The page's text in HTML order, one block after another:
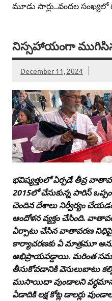
మూడు సార్లు..వందల సంఖ్యలో
నిస్సహాయంగా ముగిసిన
December 11, 2024
భవిష్యత్తులో ఏర్పడే తీవ్ర
2015లో చేసుకున్న పారిస్‌
చెందిన దేశాలు నిర్వీర్యం
ఆందోళన వ్యక్తం చేసింది.
ఏర్పాటు చేసిన వాతావరణ
కార్యాచరణకు ఏ మాత్రమూ
అభిప్రాయపడ్డాయి. మరింత
తీసుకోవడానికి వెసులుబాటు
ముసాయిదా వుండాలని
ఏడాదికి లక్ష కోట్ల డాలర్లు